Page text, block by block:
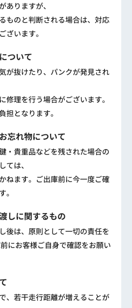
ありますが、
ものと判断される場合は、対応
ざいます。
ついて
が抜けたり、パンクが発見され
修理を行う場合がございます。
担となります。
忘れ物について
・貴重品などを残された場合の
ては、
ねます。ご出庫前に今一度ご確
。
しに関するもの
後は、原則として一切の責任を
にお客様ご自身で確認をお願い
、若干走行距離が増えることが